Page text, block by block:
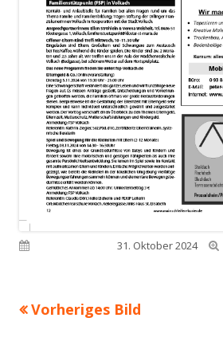
Veröffentlicht am31. Oktober 2024
Vorheriges Bild